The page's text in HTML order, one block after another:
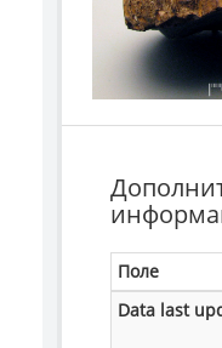
Поле
Data last